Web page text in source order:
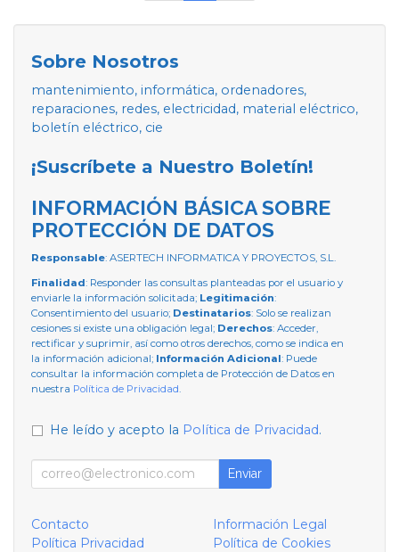
Sobre Nosotros
mantenimiento, informática, ordenadores,
reparaciones, redes, electricidad, material eléctrico,
boletín eléctrico, cie
¡Suscríbete a Nuestro Boletín!
INFORMACIÓN BÁSICA SOBRE
PROTECCIÓN DE DATOS
Responsable: ASERTECH INFORMATICA Y PROYECTOS, S.L.
Finalidad: Responder las consultas planteadas por el usuario y
enviarle la información solicitada; Legitimación:
Consentimiento del usuario; Destinatarios: Solo se realizan
cesiones si existe una obligación legal; Derechos: Acceder,
rectificar y suprimir, así como otros derechos, como se indica en
la información adicional; Información Adicional: Puede
consultar la información completa de Protección de Datos en
nuestra Política de Privacidad
He leído y acepto la Política de Privacidad.
Enviar
Contacto
Información Legal
Política Privacidad
Política de Cookies